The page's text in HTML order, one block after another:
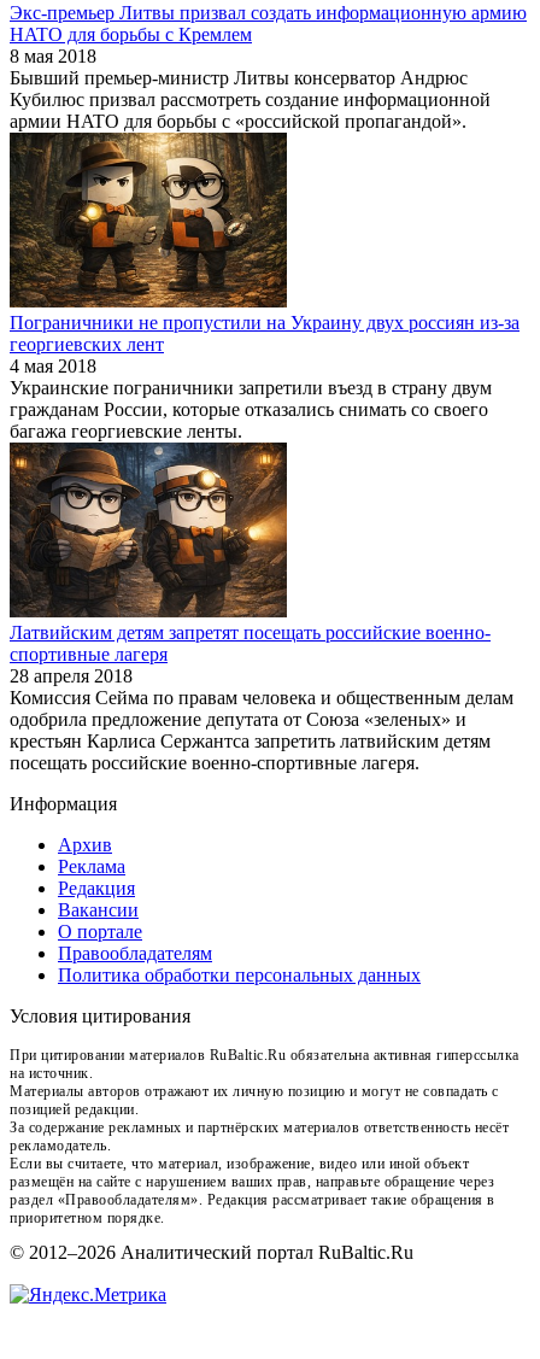
Экс-премьер Литвы призвал создать информационную армию
НATO для борьбы с Кремлем
8 мая 2018
Бывший премьер-министр Литвы консерватор Андрюс
Кубилюс призвал рассмотреть создание информационной
армии НATO для борьбы с «российской пропагандой».
Пограничники не пропустили на Украину двух россиян из-за
георгиевских лент
4 мая 2018
Украинские пограничники запретили въезд в страну двум
гражданам России, которые отказались снимать со своего
багажа георгиевские ленты.
Латвийским детям запретят посещать российские военно-
спортивные лагеря
28 апреля 2018
Комиссия Сейма по правам человека и общественным делам
одобрила предложение депутата от Союза «зеленых» и
крестьян Карлиса Сержантса запретить латвийским детям
посещать российские военно-спортивные лагеря.
Информация
Архив
Реклама
Редакция
Вакансии
О портале
Правообладателям
Политика обработки персональных данных
Условия цитирования
При цитировании материалов RuBaltic.Ru обязательна активная гиперссылка
на источник.
Материалы авторов отражают их личную позицию и могут не совпадать с
позицией редакции.
За содержание рекламных и партнёрских материалов ответственность несёт
рекламодатель.
Если вы считаете, что материал, изображение, видео или иной объект
размещён на сайте с нарушением ваших прав, направьте обращение через
раздел «Правообладателям». Редакция рассматривает такие обращения в
приоритетном порядке.
© 2012–2026 Аналитический портал RuBaltic.Ru